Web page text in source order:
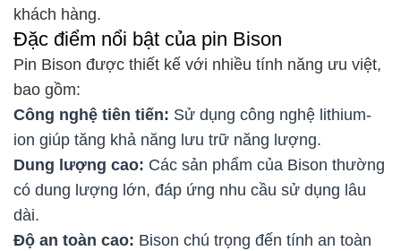
khách hàng.
Đặc điểm nổi bật của pin Bison
Pin Bison được thiết kế với nhiều tính năng ưu việt,
bao gồm:
Công nghệ tiên tiến: Sử dụng công nghệ lithium-
ion giúp tăng khả năng lưu trữ năng lượng.
Dung lượng cao: Các sản phẩm của Bison thường
có dung lượng lớn, đáp ứng nhu cầu sử dụng lâu
dài.
Độ an toàn cao: Bison chú trọng đến tính an toàn